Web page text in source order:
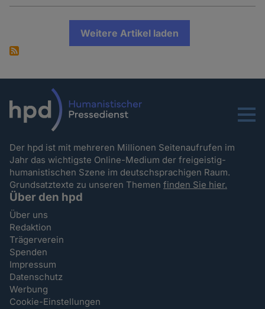
Weitere Artikel laden
Menu
Der hpd ist mit mehreren Millionen Seitenaufrufen im
Jahr das wichtigste Online-Medium der freigeistig-
humanistischen Szene im deutschsprachigen Raum.
Grundsatztexte zu unseren Themenfinden Sie hier.
Über den hpd
Über uns
Redaktion
Trägerverein
Spenden
Impressum
Datenschutz
Werbung
Cookie-Einstellungen